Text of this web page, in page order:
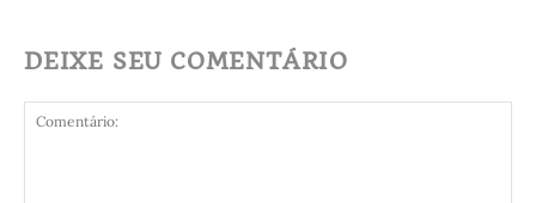
DEIXE SEU COMENTÁRIO